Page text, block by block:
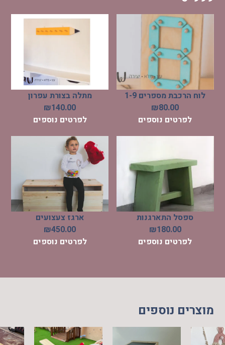
לוח הרכבת מספרים 1-9
₪80.00
לפרטים נוספים
מתלה בצורת עפרון
₪140.00
לפרטים נוספים
ספסל התארגנות
₪180.00
לפרטים נוספים
ארגז צעצועים
₪450.00
לפרטים נוספים
מוצרים נוספים